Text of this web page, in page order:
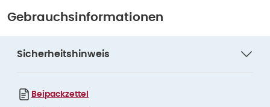
Gebrauchsinformationen
Sicherheitshinweis
Beipackzettel